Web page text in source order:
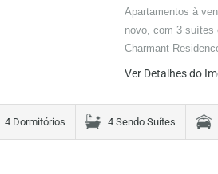
Apartamentos à
novo, com 3 suítes
Charmant
Ver Detalhes do
4 Dormitórios 4 Sendo Suítes